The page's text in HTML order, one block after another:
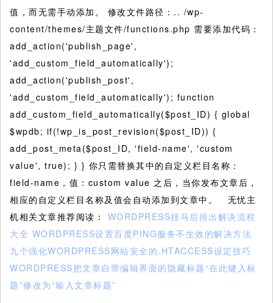
值，而无需手动添加。 修改文件路径：.. /wp-
content/themes/主题文件/functions.php 需要添加代码：
add_action('publish_page',
'add_custom_field_automatically');
add_action('publish_post',
'add_custom_field_automatically'); function
add_custom_field_automatically($post_ID) { global
$wpdb; if(!wp_is_post_revision($post_ID)) {
add_post_meta($post_ID, 'field-name', 'custom
value', true); } } 你只需替换其中的自定义栏目名称：
field-name，值：custom value 之后，当你发布文章后，
相应的自定义栏目名称及值会自动添加到文章中。 无忧主
机相关文章推荐阅读： WORDPRESS挂马后排出解决流程
大全 WORDPRESS设置百度PING服务不生效的解决方法
九个强化WORDPRESS网站安全的.HTACCESS设定技巧
WORDPRESS把文章自带编辑界面的隐藏标题“在此键入标
题”修改为“输入文章标题”